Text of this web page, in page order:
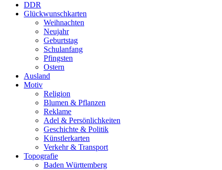
DDR
Glückwunschkarten
Weihnachten
Neujahr
Geburtstag
Schulanfang
Pfingsten
Ostern
Ausland
Motiv
Religion
Blumen & Pflanzen
Reklame
Adel & Persönlichkeiten
Geschichte & Politik
Künstlerkarten
Verkehr & Transport
Topografie
Baden Württemberg